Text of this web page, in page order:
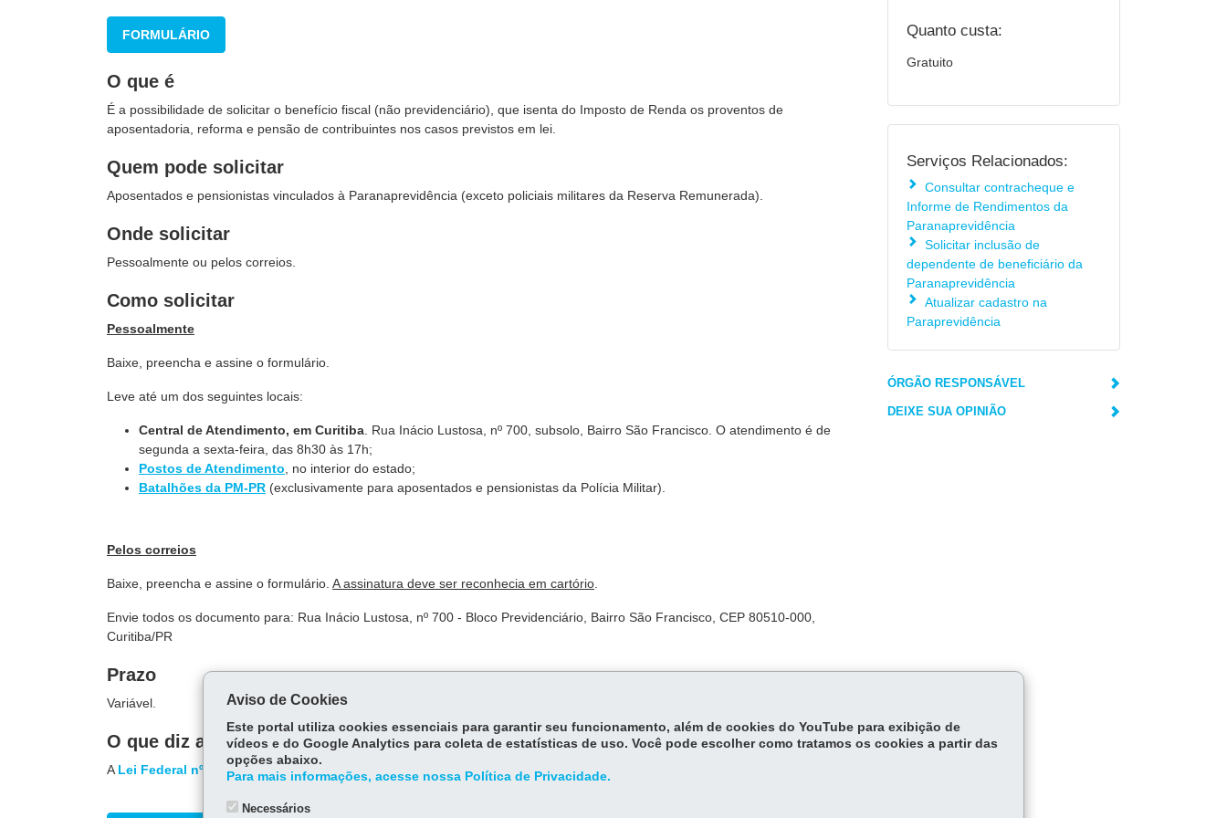
FORMULÁRIO
O que é
É a possibilidade de solicitar o benefício fiscal (não previdenciário), que isenta do Imposto de Renda os proventos de
aposentadoria, reforma e pensão de contribuintes nos casos previstos em lei.
Quem pode solicitar
Aposentados e pensionistas vinculados à Paranaprevidência (exceto policiais militares da Reserva Remunerada).
Onde solicitar
Pessoalmente ou pelos correios.
Como solicitar
Pessoalmente
Baixe, preencha e assine o formulário.
Leve até um dos seguintes locais:
Central de Atendimento, em Curitiba . Rua Inácio Lustosa, nº 700, subsolo, Bairro São Francisco. O atendimento é de
segunda a sexta-feira, das 8h30 às 17h;
Postos de Atendimento , no interior do estado;
Batalhões da PM-PR (exclusivamente para aposentados e pensionistas da Polícia Militar).
Pelos correios
Baixe, preencha e assine o formulário. A assinatura deve ser reconhecia em cartório
Envie todos os documento para: Rua Inácio Lustosa, nº 700 - Bloco Previdenciário, Bairro São Francisco, CEP 80510-000,
Curitiba/PR
Prazo
Variável.
O que diz a lei
A Lei Federal nº 7.713 , de 22/12/1988, art. 6º, incisos XIV e XXI, dispõe sobre a isenção de imposto de renda.
Quanto custa:
Gratuito
Serviços Relacionados:
Consultar contracheque e
Informe de Rendimentos da
Paranaprevidência
Solicitar inclusão de
dependente de beneficiário da
Paranaprevidência
Atualizar cadastro na
Paraprevidência
ÓRGÃO RESPONSÁVEL
DEIXE SUA OPINIÃO
Aviso de Cookies
Este portal utiliza cookies essenciais para garantir seu funcionamento, além de cookies do YouTube para exibição de
vídeos e do Google Analytics para coleta de estatísticas de uso. Você pode escolher como tratamos os cookies a partir das
opções abaixo.
Para mais informações, acesse nossa Política de Privacidade.
Necessários